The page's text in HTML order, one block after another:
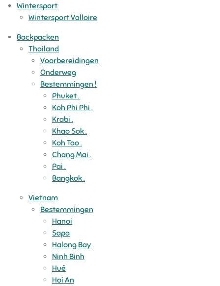
Wintersport
Wintersport Valloire
Backpacken
Thailand
Voorbereidingen
Onderweg
Bestemmingen !
Phuket .
Koh Phi Phi .
Krabi .
Khao Sok .
Koh Tao .
Chang Mai .
Pai .
Bangkok .
Vietnam
Bestemmingen
Hanoi
Sapa
Halong Bay
Ninh Binh
Hué
Hoi An